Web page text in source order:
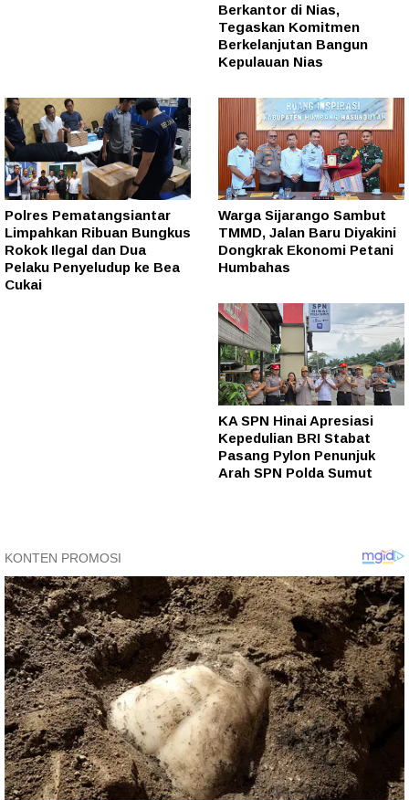
Berkantor di Nias,
Tegaskan Komitmen
Berkelanjutan Bangun
Kepulauan Nias
Polres Pematangsiantar
Limpahkan Ribuan Bungkus
Rokok Ilegal dan Dua
Pelaku Penyeludup ke Bea
Cukai
Warga Sijarango Sambut
TMMD, Jalan Baru Diyakini
Dongkrak Ekonomi Petani
Humbahas
KA SPN Hinai Apresiasi
Kepedulian BRI Stabat
Pasang Pylon Penunjuk
Arah SPN Polda Sumut